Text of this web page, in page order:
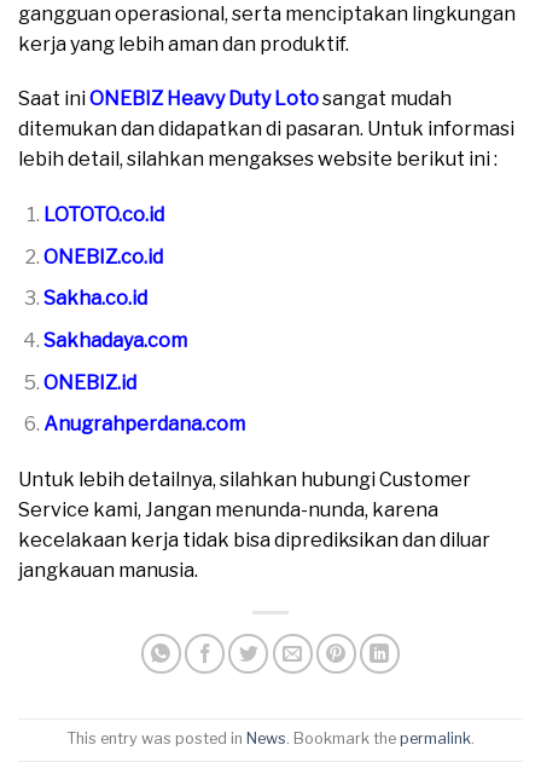
gangguan operasional, serta menciptakan lingkungan
kerja yang lebih aman dan produktif.
Saat iniONEBIZ Heavy Duty Lotosangat mudah
ditemukan dan didapatkan di pasaran. Untuk informasi
lebih detail, silahkan mengakses website berikut ini :
LOTOTO.co.id
ONEBIZ.co.id
Sakha.co.id
Sakhadaya.com
ONEBIZ.id
Anugrahperdana.com
Untuk lebih detailnya, silahkan hubungi Customer
Service kami, Jangan menunda-nunda, karena
kecelakaan kerja tidak bisa diprediksikan dan diluar
jangkauan manusia.
This entry was posted in News. Bookmark the permalink.